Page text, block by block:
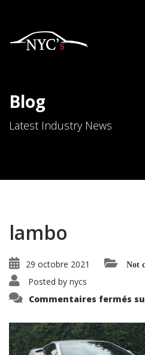
Blog
Latest Industry News
lambo
29 octobre 2021 Not
Posted by nycs
Commentaires fermés